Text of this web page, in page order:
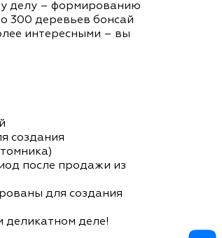
делу – формированию
300 деревьев бонсай
интересными – вы
создания
после продажи из
для создания
деликатном деле!